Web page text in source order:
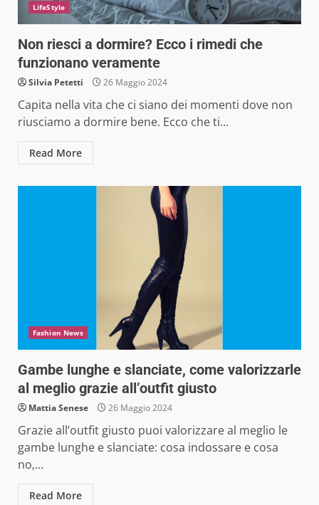
LifeStyle
Non riesci a dormire? Ecco i rimedi che
funzionano veramente
Silvia Petetti 26 Maggio 2024
Capita nella vita che ci siano dei momenti dove non
riusciamo a dormire bene. Ecco che ti...
Read More
Fashion News
Gambe lunghe e slanciate, come valorizzarle
al meglio grazie all’outfit giusto
Mattia Senese 26 Maggio 2024
Grazie all’outfit giusto puoi valorizzare al meglio le
gambe lunghe e slanciate: cosa indossare e cosa
no,...
Read More